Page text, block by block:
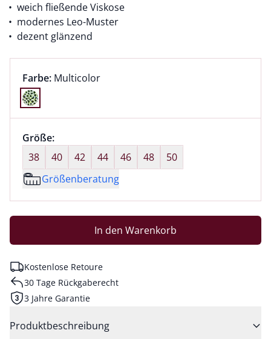
weich fließende Viskose
modernes Leo-Muster
dezent glänzend
Farbauswahl:
Farbe: aktuell ausgewählt:
Multicolor
Farbe Multicolor ausgewählt
Größenauswahl:
Größe:nichts ausgewählt
38
40 42 44 46 48
50
Größenberatung
In den Warenkorb
Kostenlose Retoure
30 Tage Rückgaberecht
3 Jahre Garantie
Produktbeschreibung